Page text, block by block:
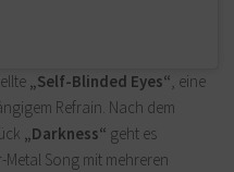
„Self-Blinded Eyes“, eine
Refrain. Nach dem
„Darkness“ geht es
Metal Song mit mehreren